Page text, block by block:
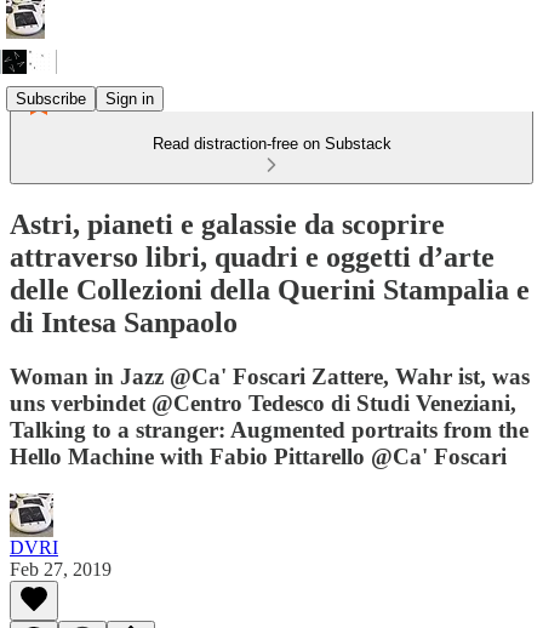
Subscribe Sign in
Read distraction-free on Substack
Astri, pianeti e galassie da scoprire
attraverso libri, quadri e oggetti d’arte
delle Collezioni della Querini Stampalia e
di Intesa Sanpaolo
Woman in Jazz @Ca' Foscari Zattere, Wahr ist, was
uns verbindet @Centro Tedesco di Studi Veneziani,
Talking to a stranger: Augmented portraits from the
Hello Machine with Fabio Pittarello @Ca' Foscari
DVRI
Feb 27, 2019